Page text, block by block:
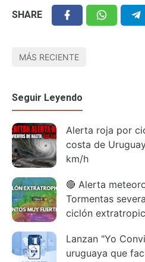
SHARE
MÁS RECIENTE
Seguir Leyendo
Alerta roja por
costa de
km/h
🔴 Alerta
Tormentas
ciclón
Lanzan "Yo
uruguaya que